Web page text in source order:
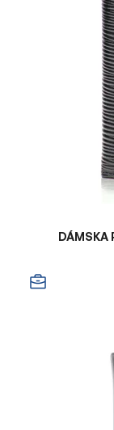
DÁMSKA